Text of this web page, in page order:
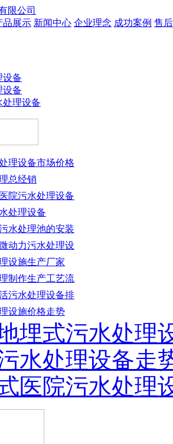
品展示 新闻中心 企业理念 成功案例 售
设备
设备
处理设备
理设备市场价格
总经销
院污水处理设备
处理设备
水处理池的安装
动力污水处理设
设施生产厂家
制作生产工艺流
污水处理设备排
设施价格走势
埋式污水处理
水处理设备走
医院污水处理